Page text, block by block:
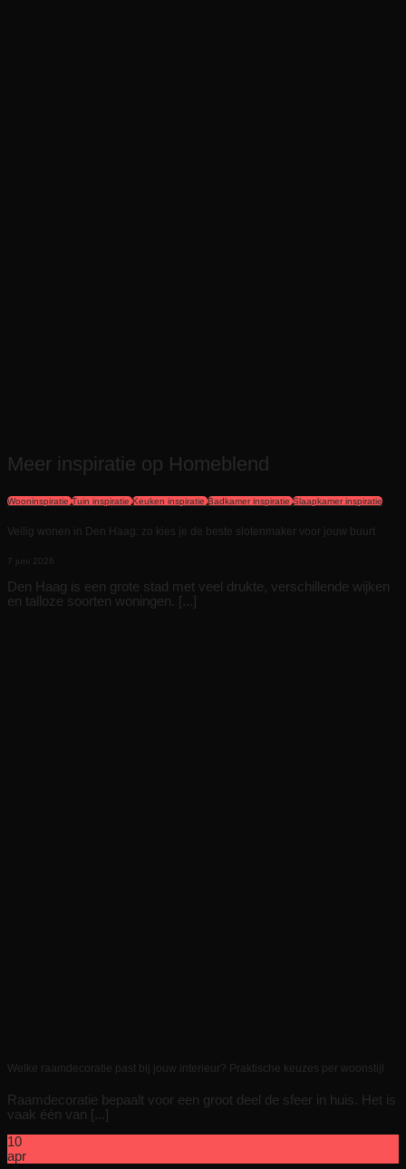
Meer inspiratie op Homeblend
Wooninspiratie Tuin inspiratie Keuken inspiratie Badkamer inspiratie Slaapkamer inspiratie
Veilig wonen in Den Haag: zo kies je de beste slotenmaker voor jouw buurt
7 juni 2026
Den Haag is een grote stad met veel drukte, verschillende wijken
en talloze soorten woningen. [...]
Welke raamdecoratie past bij jouw interieur? Praktische keuzes per woonstijl
Raamdecoratie bepaalt voor een groot deel de sfeer in huis. Het is
vaak één van [...]
10
apr